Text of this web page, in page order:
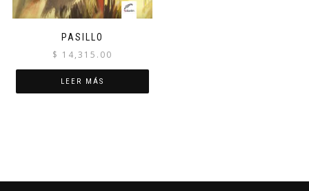
PASILLO
$ 14,315.00
LEER MÁS